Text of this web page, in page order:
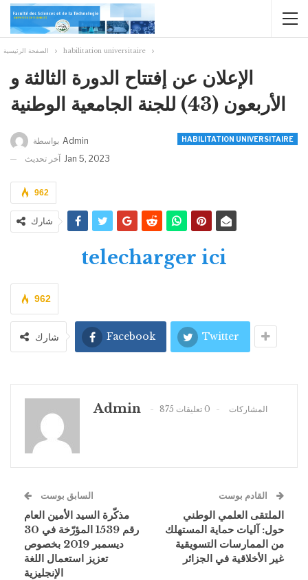
الصفحة الرئيسية habilitation universitaire
الإعلان عن إفتتاح الدورة الثالثة و
الأربعون (43) للجنة الجامعية الوطنية
HABILITATION UNIVERSITAIRE
Admin
Jan 5, 2023
962
شارك
telecharger ici
962
شارك Facebook Twitter
Admin 875 المشاركات 0 تعليقات
السابق بوست
مذكّرة السيد الأمين العام
رقم 1539 المؤرّخة في 30
ديسمبر 2019 بخصوص
تعزيز استعمال اللغة
الإنجليزية
الملتقى العلمي الوطني
حول: آليات حماية المستهلك
من الممارسات التسويقية
غير الأخلاقية في الجزائر